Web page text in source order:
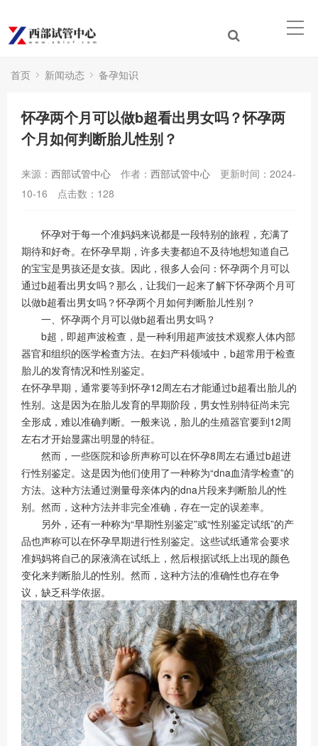
首页 新闻动态 备孕知识
怀孕两个月可以做b超看出男女吗？怀孕两
个月如何判断胎儿性别？
来源： 西部试管中心 作者： 西部试管中心
更新时间：2024-
10-16
点击数： 128
怀孕对于每一个准妈妈来说都是一段特别的旅程，充满了
期待和好奇。在怀孕早期，许多夫妻都迫不及待地想知道自己
的宝宝是男孩还是女孩。因此，很多人会问：怀孕两个月可以
通过b超看出男女吗？那么，让我们一起来了解下怀孕两个月可
以做b超看出男女吗？怀孕两个月如何判断胎儿性别？
一、怀孕两个月可以做b超看出男女吗？
b超，即超声波检查，是一种利用超声波技术观察人体内部
器官和组织的医学检查方法。在妇产科领域中，b超常用于检查
胎儿的发育情况和性别鉴定。
在怀孕早期，通常要等到怀孕12周左右才能通过b超看出胎儿的
性别。这是因为在胎儿发育的早期阶段，男女性别特征尚未完
全形成，难以准确判断。一般来说，胎儿的生殖器官要到12周
左右才开始显露出明显的特征。
然而，一些医院和诊所声称可以在怀孕8周左右通过b超进
行性别鉴定。这是因为他们使用了一种称为“dna血清学检查”的
方法。这种方法通过测量母亲体内的dna片段来判断胎儿的性
别。然而，这种方法并非完全准确，存在一定的误差率。
另外，还有一种称为“早期性别鉴定”或“性别鉴定试纸”的产
品也声称可以在怀孕早期进行性别鉴定。这些试纸通常会要求
准妈妈将自己的尿液滴在试纸上，然后根据试纸上出现的颜色
变化来判断胎儿的性别。然而，这种方法的准确性也存在争
议，缺乏科学依据。